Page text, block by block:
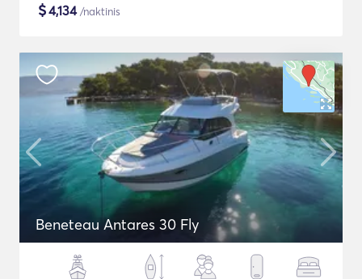
$4,134/naktinis
Beneteau Antares 30 Fly